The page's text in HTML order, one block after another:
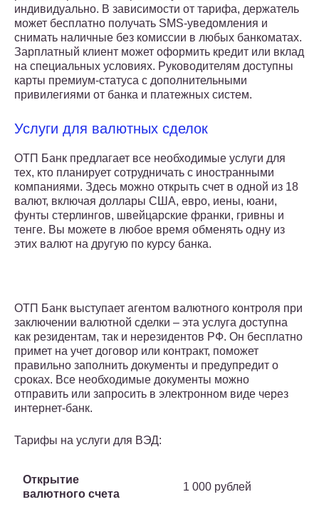
индивидуально. В зависимости от тарифа, держатель
может бесплатно получать SMS-уведомления и
снимать наличные без комиссии в любых банкоматах.
Зарплатный клиент может оформить кредит или вклад
на специальных условиях. Руководителям доступны
карты премиум-статуса с дополнительными
привилегиями от банка и платежных систем.
Услуги для валютных сделок
ОТП Банк предлагает все необходимые услуги для
тех, кто планирует сотрудничать с иностранными
компаниями. Здесь можно открыть счет в одной из 18
валют, включая доллары США, евро, иены, юани,
фунты стерлингов, швейцарские франки, гривны и
тенге. Вы можете в любое время обменять одну из
этих валют на другую по курсу банка.
ОТП Банк выступает агентом валютного контроля при
заключении валютной сделки – эта услуга доступна
как резидентам, так и нерезидентов РФ. Он бесплатно
примет на учет договор или контракт, поможет
правильно заполнить документы и предупредит о
сроках. Все необходимые документы можно
отправить или запросить в электронном виде через
интернет-банк.
Тарифы на услуги для ВЭД:
Открытие
валютного счета
1 000 рублей